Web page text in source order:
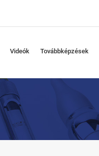
Videók Továbbképzések